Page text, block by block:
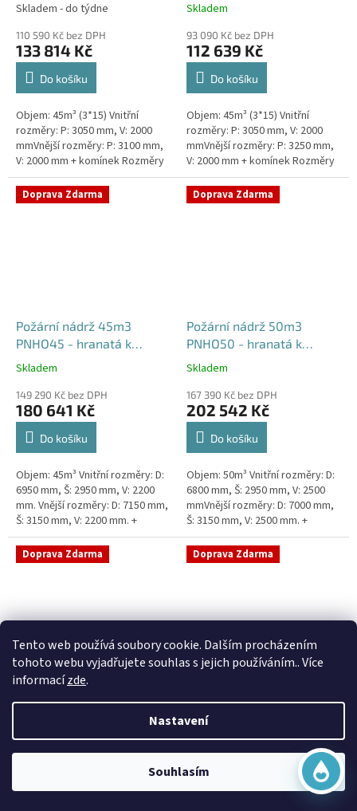
Tento web používá soubory cookie. Dalším procházením
tohoto webu vyjadřujete souhlas s jejich používáním.. Více
informacízde.
Nastavení
Souhlasím
Skladem - do týdne
110 590 Kč bez DPH
133 814 Kč
Do košíku
Objem: 45m³ (3*15) Vnitřní
rozměry: P: 3050 mm, V: 2000
mmVnější rozměry: P: 3100 mm,
V: 2000 mm + komínek Rozměry
nádrže možno jakkoliv upravit -
vyrobíme nádrž na...
Skladem
93 090 Kč bez DPH
112 639 Kč
Do košíku
Objem: 45m³ (3*15) Vnitřní
rozměry: P: 3050 mm, V: 2000
mmVnější rozměry: P: 3250 mm,
V: 2000 mm + komínek Rozměry
nádrže možno jakkoliv upravit -
vyrobíme nádrž na...
Doprava Zdarma
Požární nádrž 45m3
PNHO45 - hranatá k
obetonování
Průměrné
produktu
je
5,0
hvězdiček.
Skladem
149 290 Kč bez DPH
180 641 Kč
Do košíku
Objem: 45m³ Vnitřní rozměry: D:
6950 mm, Š: 2950 mm, V: 2200
mm. Vnější rozměry: D: 7150 mm,
Š: 3150 mm, V: 2200 mm. +
komínek Běžná doba dodání 2-3
týdny od objednávky....
Doprava Zdarma
Požární nádrž 50m3
PNHO50 - hranatá k
obetonování
Průměrné
produktu
je
5,0
hvězdiček.
Skladem
167 390 Kč bez DPH
202 542 Kč
Do košíku
Objem: 50m³ Vnitřní rozměry: D:
6800 mm, Š: 2950 mm, V: 2500
mmVnější rozměry: D: 7000 mm,
Š: 3150 mm, V: 2500 mm. +
komínek Běžná doba dodání 2-3
týdny od objednávky. Rozměry...
Doprava Zdarma
Sací šachta samonosná
hodnocení
5,0
20 790 Kč bez DPH
Doprava Zdarma
Skladem
15 390 Kč bez DPH
Online
Začít konverzaci